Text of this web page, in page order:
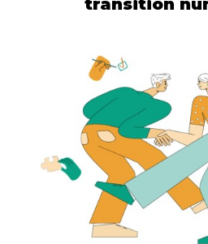
transition